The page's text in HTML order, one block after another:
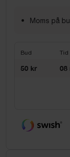
Moms på
Bud Tid
50 kr 08